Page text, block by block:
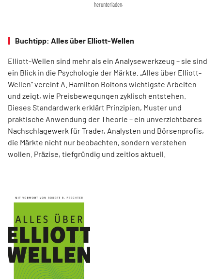
herunterladen.
Buchtipp: Alles über Elliott-Wellen
Elliott-Wellen sind mehr als ein Analysewerkzeug – sie sind
ein Blick in die Psychologie der Märkte. „Alles über Elliott-
Wellen“ vereint A. Hamilton Boltons wichtigste Arbeiten
und zeigt, wie Preisbewegungen zyklisch entstehen.
Dieses Standardwerk erklärt Prinzipien, Muster und
praktische Anwendung der Theorie – ein unverzichtbares
Nachschlagewerk für Trader, Analysten und Börsenprofis,
die Märkte nicht nur beobachten, sondern verstehen
wollen. Präzise, tiefgründig und zeitlos aktuell.